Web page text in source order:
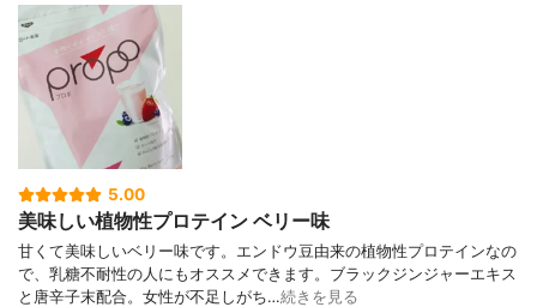
5.00
美味しい植物性プロテイン ベリー味
甘くて美味しいベリー味です。エンドウ豆由来の植物性プロテインなの
で、乳糖不耐性の人にもオススメできます。ブラックジンジャーエキス
と唐辛子末配合。女性が不足しがち…続きを見る